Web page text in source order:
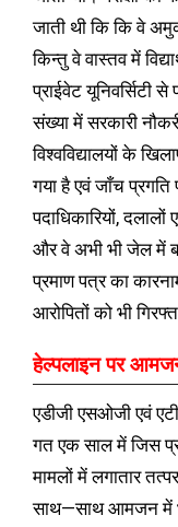
जाती थी कि कि वे अमुक
किन्तु वे वास्तव में
प्राईवेट यूनिवर्सिटी
संख्या में सरकारी
विश्वविद्यालयों के
गया है एवं जाँच प्रगति
पदाधिकारियों, दलालों
और वे अभी भी जेल में
प्रमाण पत्र का
आरोपितों को भी
हेल्पलाइन पर
एडीजी एसओजी एवं
गत एक साल में जिस
मामलों में लगातार
साथ—साथ आमजन में